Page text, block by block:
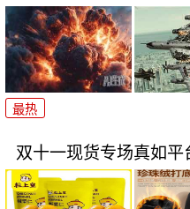
最热
双十一现货专场真如平